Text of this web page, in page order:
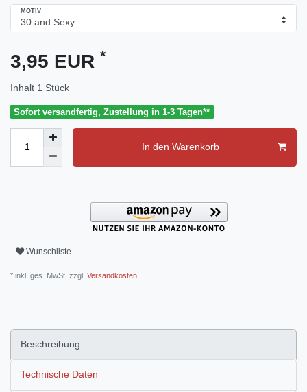
MOTIV
3,95 EUR *
Inhalt 1 Stück
Sofort versandfertig, Zustellung in 1-3 Tagen**
In den Warenkorb
Wunschliste
* inkl. ges. MwSt. zzgl. Versandkosten
Beschreibung
Technische Daten